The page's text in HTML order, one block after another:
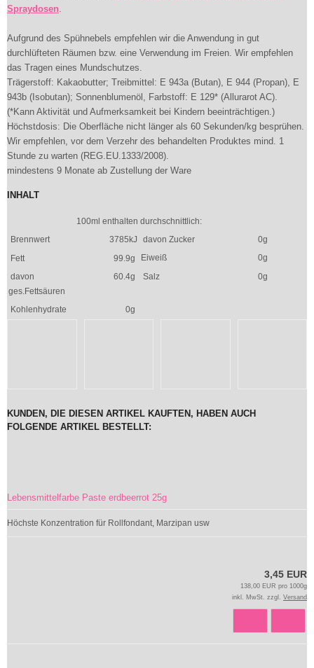
Spraydosen.
Aufgrund des Spühnebels empfehlen wir die Anwendung in gut
durchlüfteten Räumen bzw. eine Verwendung im Freien. Wir empfehlen
das Tragen eines Mundschutzes.
Trägerstoff: Kakaobutter; Treibmittel: E 943a (Butan), E 944 (Propan), E
943b (Isobutan); Sonnenblumenöl, Farbstoff: E 129* (Allurarot AC).
(*Kann Aktivität und Aufmerksamkeit bei Kindern beeinträchtigen.)
Höchstdosis: Die Oberfläche nicht länger als 60 Sekunden/kg besprühen.
Wir empfehlen, vor dem Verzehr des behandelten Produktes mind. 1
Stunde zu warten (REG.EU.1333/2008).
mindestens 9 Monate ab Zustellung der Ware
INHALT
100ml enthalten durchschnittlich:
Brennwert
3785kJ davon Zucker
0g
Fett
99.9g Eiweiß
0g
davon
ges.Fettsäuren
60.4g Salz 0g
Kohlenhydrate 0g
KUNDEN, DIE DIESEN ARTIKEL KAUFTEN, HABEN AUCH
FOLGENDE ARTIKEL BESTELLT:
Lebensmittelfarbe Paste erdbeerrot 25g
Höchste Konzentration für Rollfondant, Marzipan usw
3,45 EUR
138,00 EUR pro 1000g
inkl. MwSt. zzgl. Versand